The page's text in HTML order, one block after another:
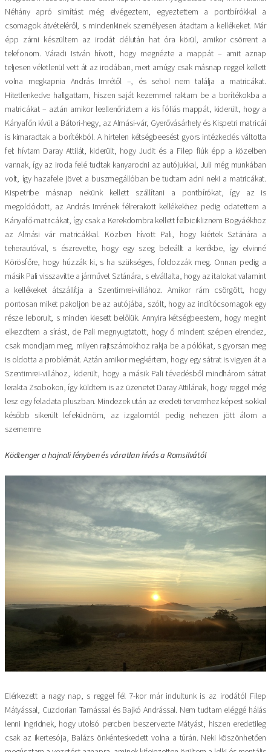
Néhány apró simítást még elvégeztem, egyeztettem a pontbírókkal a
csomagok átvételéről, s mindenkinek személyesen átadtam a kellékeket. Már
épp zárni készültem az irodát délután hat óra körül, amikor csörrent a
telefonom. Váradi István hívott, hogy megnézte a mappát – amit aznap
teljesen véletlenül vett át az irodában, mert amúgy csak másnap reggel kellett
volna megkapnia András Imrétől –, és sehol nem találja a matricákat.
Hitetlenkedve hallgattam, hiszen saját kezemmel raktam be a borítékokba a
matricákat – aztán amikor leellenőriztem a kis fóliás mappát, kiderült, hogy a
Kányafőn kívül a Bátori-hegy, az Almási-vár, Gyerővásárhely és Kispetri matricái
is kimaradtak a borítékból. A hirtelen kétségbeesést gyors intézkedés váltotta
fel: hívtam Daray Attilát, kiderült, hogy Judit és a Filep fiúk épp a közelben
vannak, így az iroda felé tudtak kanyarodni az autójukkal, Juli még munkában
volt, így hazafele jövet a buszmegállóban be tudtam adni neki a matricákat.
Kispetribe másnap nekünk kellett szállítani a pontbírókat, így az is
megoldódott, az András Imrének félrerakott kellékekhez pedig odatettem a
Kányafő-matricákat, így csak a Kerekdombra kellett felbicikliznem Bogyáékhoz
az Almási vár matricákkal. Közben hívott Pali, hogy kiértek Sztánára a
teherautóval, s észrevette, hogy egy szeg beleállt a kerékbe, így elvinné
Körösfőre, hogy húzzák ki, s ha szükséges, foldozzák meg. Onnan pedig a
másik Pali visszavitte a járművet Sztánára, s elvállalta, hogy az italokat valamint
a kellékeket átszállítja a Szentimrei-villához. Amikor rám csörgött, hogy
pontosan miket pakoljon be az autójába, szólt, hogy az indítócsomagok egy
része leborult, s minden kiesett belőlük. Annyira kétségbeestem, hogy megint
elkezdtem a sírást, de Pali megnyugtatott, hogy ő mindent szépen elrendez,
csak mondjam meg, milyen rajtszámokhoz rakja be a pólókat, s gyorsan meg
is oldotta a problémát. Aztán amikor megkértem, hogy egy sátrat is vigyen át a
Szentimrei-villához, kiderült, hogy a másik Pali tévedésből mindhárom sátrat
lerakta Zsobokon, így küldtem is az üzenetet Daray Attilának, hogy reggel még
lesz egy feladata pluszban. Mindezek után az eredeti tervemhez képest sokkal
később sikerült lefeküdnöm, az izgalomtól pedig nehezen jött álom a
szememre.
Ködtenger a hajnali fényben és váratlan hívás a Romsilvától
Elérkezett a nagy nap, s reggel fél 7-kor már indultunk is az irodától Filep
Mátyással, Cuzdorian Tamással és Bajkó Andrással. Nem tudtam eléggé hálás
lenni Ingridnek, hogy utolsó percben beszervezte Mátyást, hiszen eredetileg
csak az ikertesója, Balázs önkénteskedett volna a túrán. Neki köszönhetően